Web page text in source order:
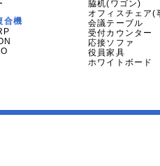
合機
脇机(ワゴン)
オフィスチェア(
会議テーブル
受付カウンター
応接ソファ
役員家具
ホワイトボード